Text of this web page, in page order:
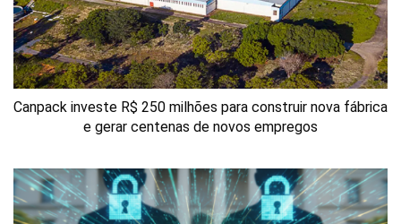
Canpack investe R$ 250 milhões para construir nova fábrica
e gerar centenas de novos empregos